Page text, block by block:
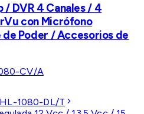
/ DVR 4 Canales / 4
con Micrófono
Poder / Accesorios de
CV/A
HL-1080-DL/T